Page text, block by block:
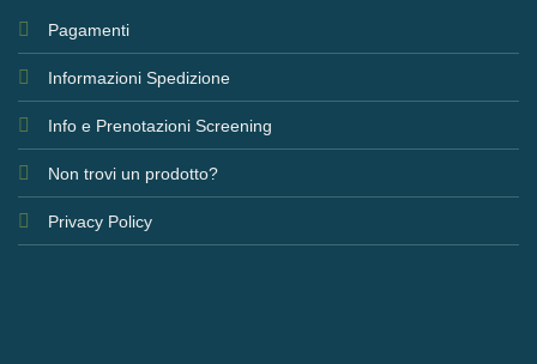
Pagamenti
Informazioni Spedizione
Info e Prenotazioni Screening
Non trovi un prodotto?
Privacy Policy